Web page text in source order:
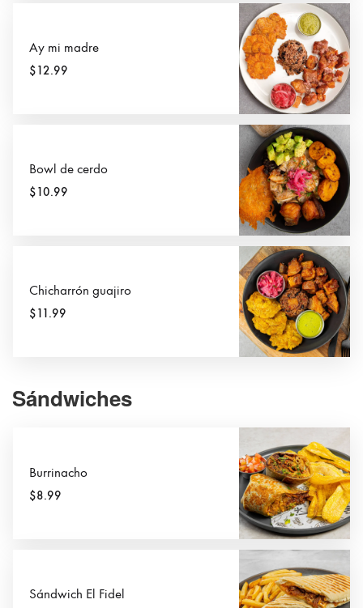
Ay mi madre
$12.99
Bowl de cerdo
$10.99
Chicharrón guajiro
$11.99
Sándwiches
Burrinacho
$8.99
Sándwich El Fidel